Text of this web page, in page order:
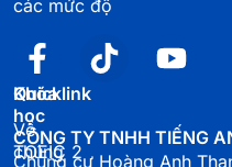
các mức độ
Quicklink
Về
chúng
Khóa
học
TOEIC 2
CÔNG TY TNHH TIẾNG
Chung cư Hoàng Anh